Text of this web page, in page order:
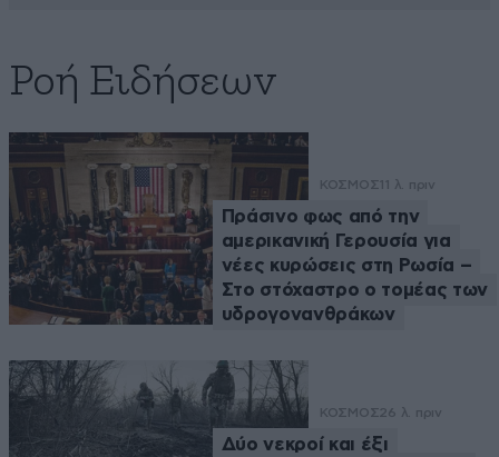
Ροή Ειδήσεων
ΚΟΣΜΟΣ 11 λ. πριν
Πράσινο φως από την
αμερικανική Γερουσία για
νέες κυρώσεις στη Ρωσία –
Στο στόχαστρο ο τομέας των
υδρογονανθράκων
ΚΟΣΜΟΣ26 λ. πριν
Δύο νεκροί και έξι